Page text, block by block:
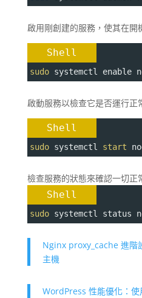
啟用剛創建的服務，使其在開
Shell
sudo systemctl enable
啟動服務以檢查它是否運行正
Shell
sudo systemctl start
檢查服務的狀態來確認一切正
Shell
sudo systemctl status
Nginx proxy_cache 進階
主機
WordPress 性能優化：